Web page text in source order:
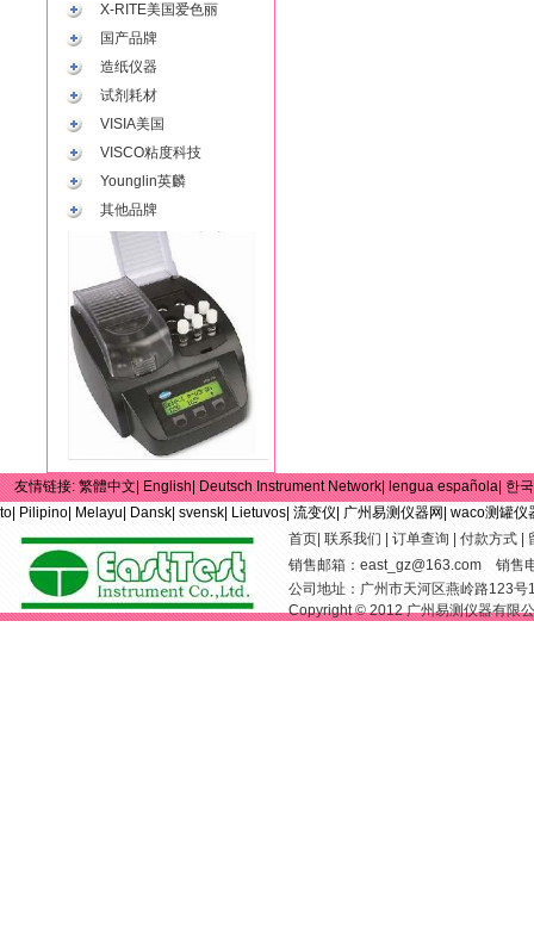
X-RITE美国爱色丽
国产品牌
造纸仪器
试剂耗材
VISIA美国
VISCO粘度科技
Younglin英麟
其他品牌
友情链接: 繁體中文| English| Deutsch Instrument Network| lengua española| 한
to| Pilipino| Melayu| Dansk| svensk| Lietuvos| 流变仪| 广州易测仪器网| waco测罐仪
首页 联系我们 订单查询 付款方式
销售邮箱： east_gz@163.com 销售
公司地址：广州市天河区燕岭路123
Copyright © 2012 广州易测仪器有限